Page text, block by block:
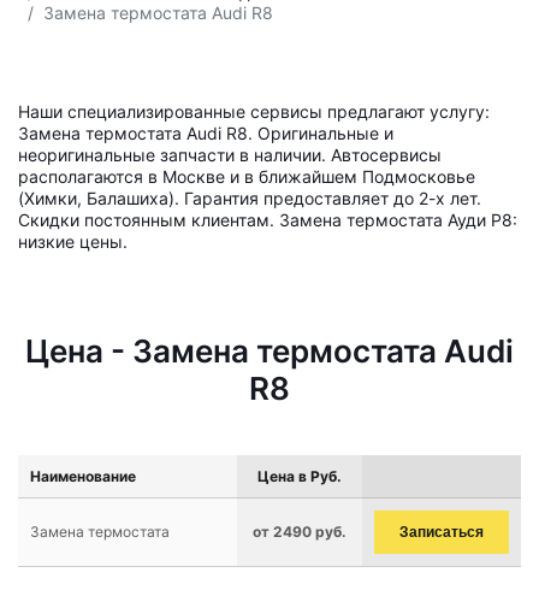
Замена термостата Audi R8
Наши специализированные сервисы предлагают услугу:
Замена термостата Audi R8. Оригинальные и
неоригинальные запчасти в наличии. Автосервисы
располагаются в Москве и в ближайшем Подмосковье
(Химки, Балашиха). Гарантия предоставляет до 2-х лет.
Скидки постоянным клиентам. Замена термостата Ауди Р8:
низкие цены.
Цена - Замена термостата Audi
R8
Наименование Цена в Руб.
Замена термостата от 2490 руб. Записаться